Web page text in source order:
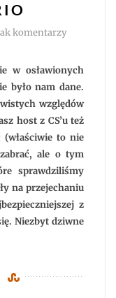
komentarzydo
w osławionych
było nam dane.
względów
host z CS’u też
(właściwie to nie
ale o tym
sprawdziliśmy
na przejechaniu
z
Niezbyt dziwne